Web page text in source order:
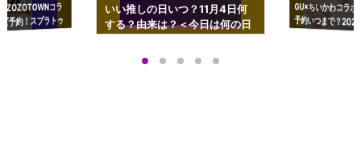
コラ
予約！スプラトゥ
ップも渋谷Hz
いい推しの日いつ？11月4日何
する？由来は？＜今日は何の日
GU×ちいかわコラ
予約いつまで？
ーチやショルダー